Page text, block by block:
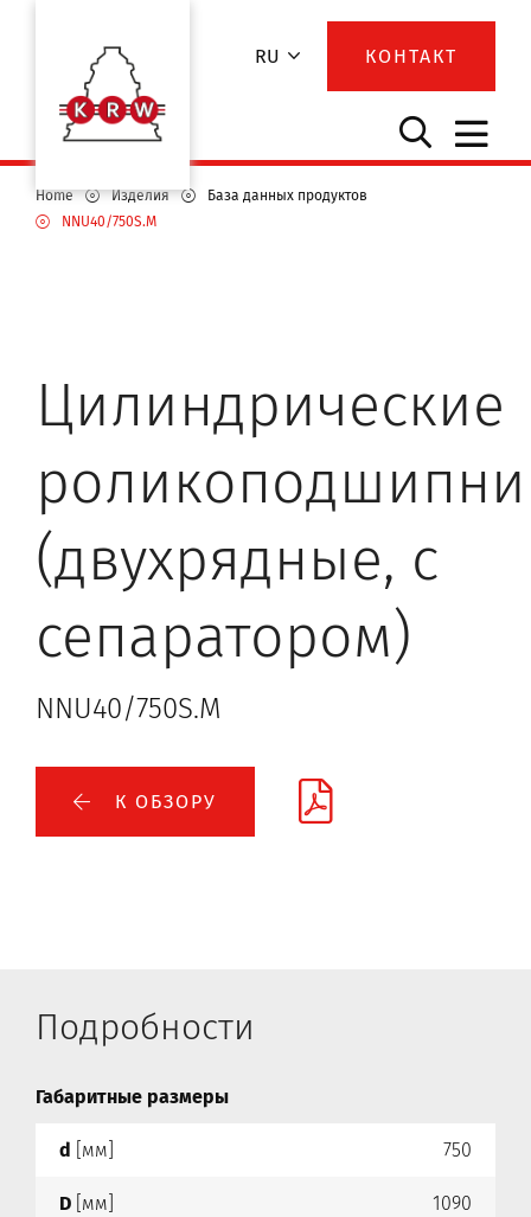
RU КОНТАКТ
Home Изделия
База данных продуктов
NNU40/750S.M
Цилиндрические
(двухрядные, с
сепаратором)
NNU40/750S.M
К ОБЗОРУ
Подробности
Габаритные размеры
d [мм] 750
D [мм] 1090